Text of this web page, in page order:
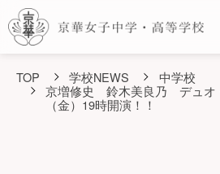
TOP 学校NEWS
中学校
京増修史 鈴木美良乃 デュオ
（金）19時開演！！